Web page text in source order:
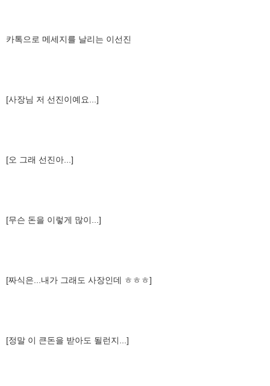
카톡으로 메세지를 날리는 이선진
[사장님 저 선진이예요...]
[오 그래 선진아...]
[무슨 돈을 이렇게 많이...]
[짜식은...내가 그래도 사장인데 ㅎㅎㅎ]
[정말 이 큰돈을 받아도 될런지...]